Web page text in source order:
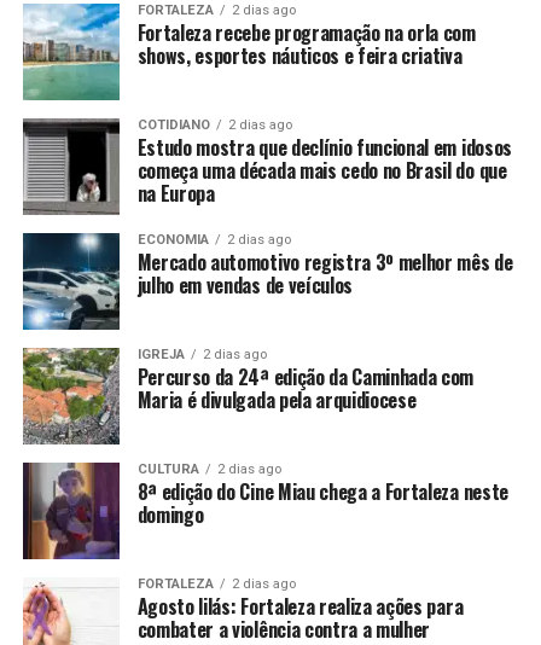
FORTALEZA 2 dias ago
Fortaleza recebe programação na orla com
shows, esportes náuticos e feira criativa
COTIDIANO 2 dias ago
Estudo mostra que declínio funcional em idosos
começa uma década mais cedo no Brasil do que
na Europa
ECONOMIA 2 dias ago
Mercado automotivo registra 3º melhor mês de
julho em vendas de veículos
IGREJA 2 dias ago
Percurso da 24ª edição da Caminhada com
Maria é divulgada pela arquidiocese
CULTURA 2 dias ago
8ª edição do Cine Miau chega a Fortaleza neste
domingo
FORTALEZA 2 dias ago
Agosto lilás: Fortaleza realiza ações para
combater a violência contra a mulher